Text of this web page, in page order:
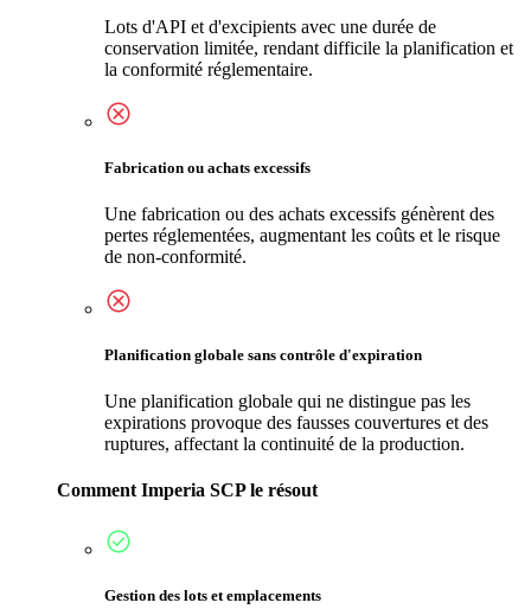
Lots d'API et d'excipients avec une durée de
conservation limitée, rendant difficile la planification et
la conformité réglementaire.
Fabrication ou achats excessifs
Une fabrication ou des achats excessifs génèrent des
pertes réglementées, augmentant les coûts et le risque
de non-conformité.
Planification globale sans contrôle d'expiration
Une planification globale qui ne distingue pas les
expirations provoque des fausses couvertures et des
ruptures, affectant la continuité de la production.
Comment Imperia SCP le résout
Gestion des lots et emplacements